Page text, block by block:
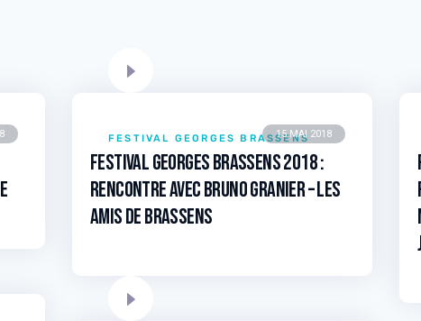
15 MAI 2018
FESTIVAL GEORGES BRASSENS
Festival Georges Brassens 2018 :
RENCONTRE avec Bruno GRANIER – Les
Amis de Brassens